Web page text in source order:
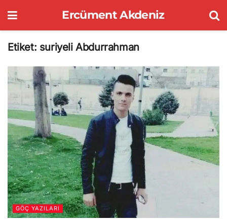
Ercüment Akdeniz
Etiket: suriyeli Abdurrahman
GÖÇ YAZILARI